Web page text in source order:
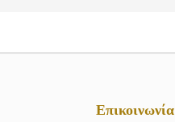
Επικοινωνία